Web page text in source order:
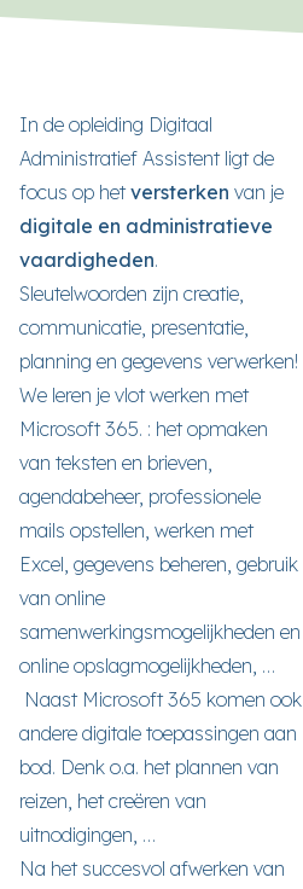
In de opleiding Digitaal
Administratief Assistent ligt de
focus op hetversterken van je
digitale en administratieve
vaardigheden.
Sleutelwoorden zijn creatie,
communicatie, presentatie,
planning en gegevens verwerken!
We leren je vlot werken met
Microsoft 365. : het opmaken
van teksten en brieven,
agendabeheer, professionele
mails opstellen, werken met
Excel, gegevens beheren, gebruik
van online
samenwerkingsmogelijkheden en
online opslagmogelijkheden, …
Naast Microsoft 365 komen ook
andere digitale toepassingen aan
bod. Denk o.a. het plannen van
reizen, het creëren van
uitnodigingen, …
Na het succesvol afwerken van